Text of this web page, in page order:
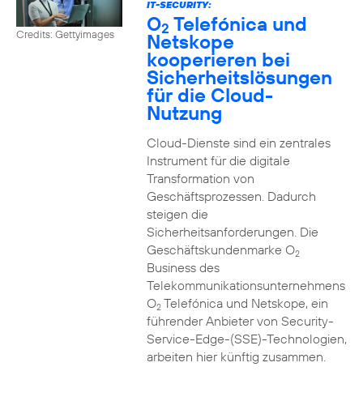
Credits: Gettyimages
IT-SECURITY:
O2 Telefónica und
Netskope
kooperieren bei
Sicherheitslösungen
für die Cloud-
Nutzung
Cloud-Dienste sind ein zentrales
Instrument für die digitale
Transformation von
Geschäftsprozessen. Dadurch
steigen die
Sicherheitsanforderungen. Die
Geschäftskundenmarke O2
Business des
Telekommunikationsunternehmens
O2Telefónica und Netskope, ein
führender Anbieter von Security-
Service-Edge-(SSE)-Technologien,
arbeiten hier künftig zusammen.